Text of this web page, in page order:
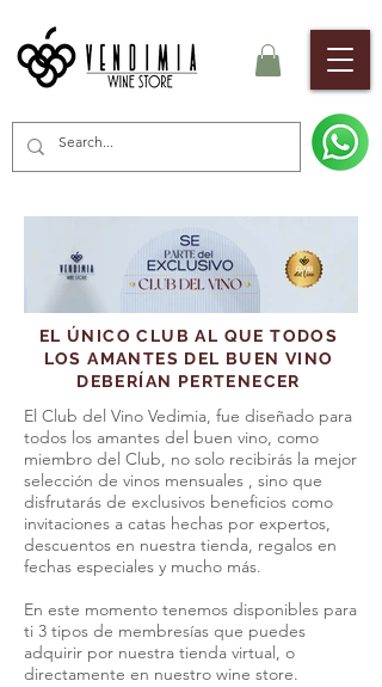
EL ÚNICO CLUB AL QUE TODOS
LOS AMANTES DEL BUEN VINO
DEBERÍAN PERTENECER
El Club del Vino Vedimia, fue diseñado para
todos los amantes del buen vino, como
miembro del Club, no solo recibirás la mejor
selección de vinos mensuales , sino que
disfrutarás de exclusivos beneficios como
invitaciones a catas hechas por expertos,
descuentos en nuestra tienda, regalos en
fechas especiales y mucho más.
En este momento tenemos disponibles para
ti 3 tipos de membresías que puedes
adquirir por nuestra tienda virtual, o
directamente en nuestro wine store.